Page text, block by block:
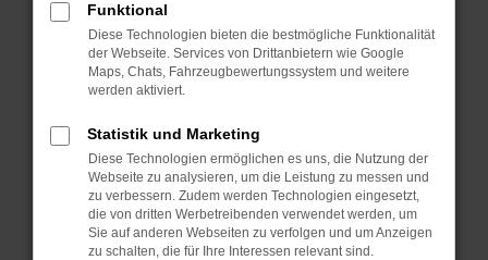
Überprüfe deine Firewall und deine
Internetverbindung.
Laden andere Webseiten, zum Beispiel deine
Suchmaschine?
Manche Erweiterungen, wie Werbeblocker,
können das Laden bestimmter Seiten
verhindern. Funktioniert die Seite in einem
anderen Browser oder in einem privaten
Fenster?
Funktional
Diese Technologien bieten die bestmögliche Funktionalität
der Webseite. Services von Drittanbietern wie Google
Maps, Chats, Fahrzeugbewertungssystem und weitere
werden aktiviert.
Statistik und Marketing
Diese Technologien ermöglichen es uns, die Nutzung der
Webseite zu analysieren, um die Leistung zu messen und
zu verbessern. Zudem werden Technologien eingesetzt,
die von dritten Werbetreibenden verwendet werden, um
Sie auf anderen Webseiten zu verfolgen und um Anzeigen
zu schalten, die für Ihre Interessen relevant sind.